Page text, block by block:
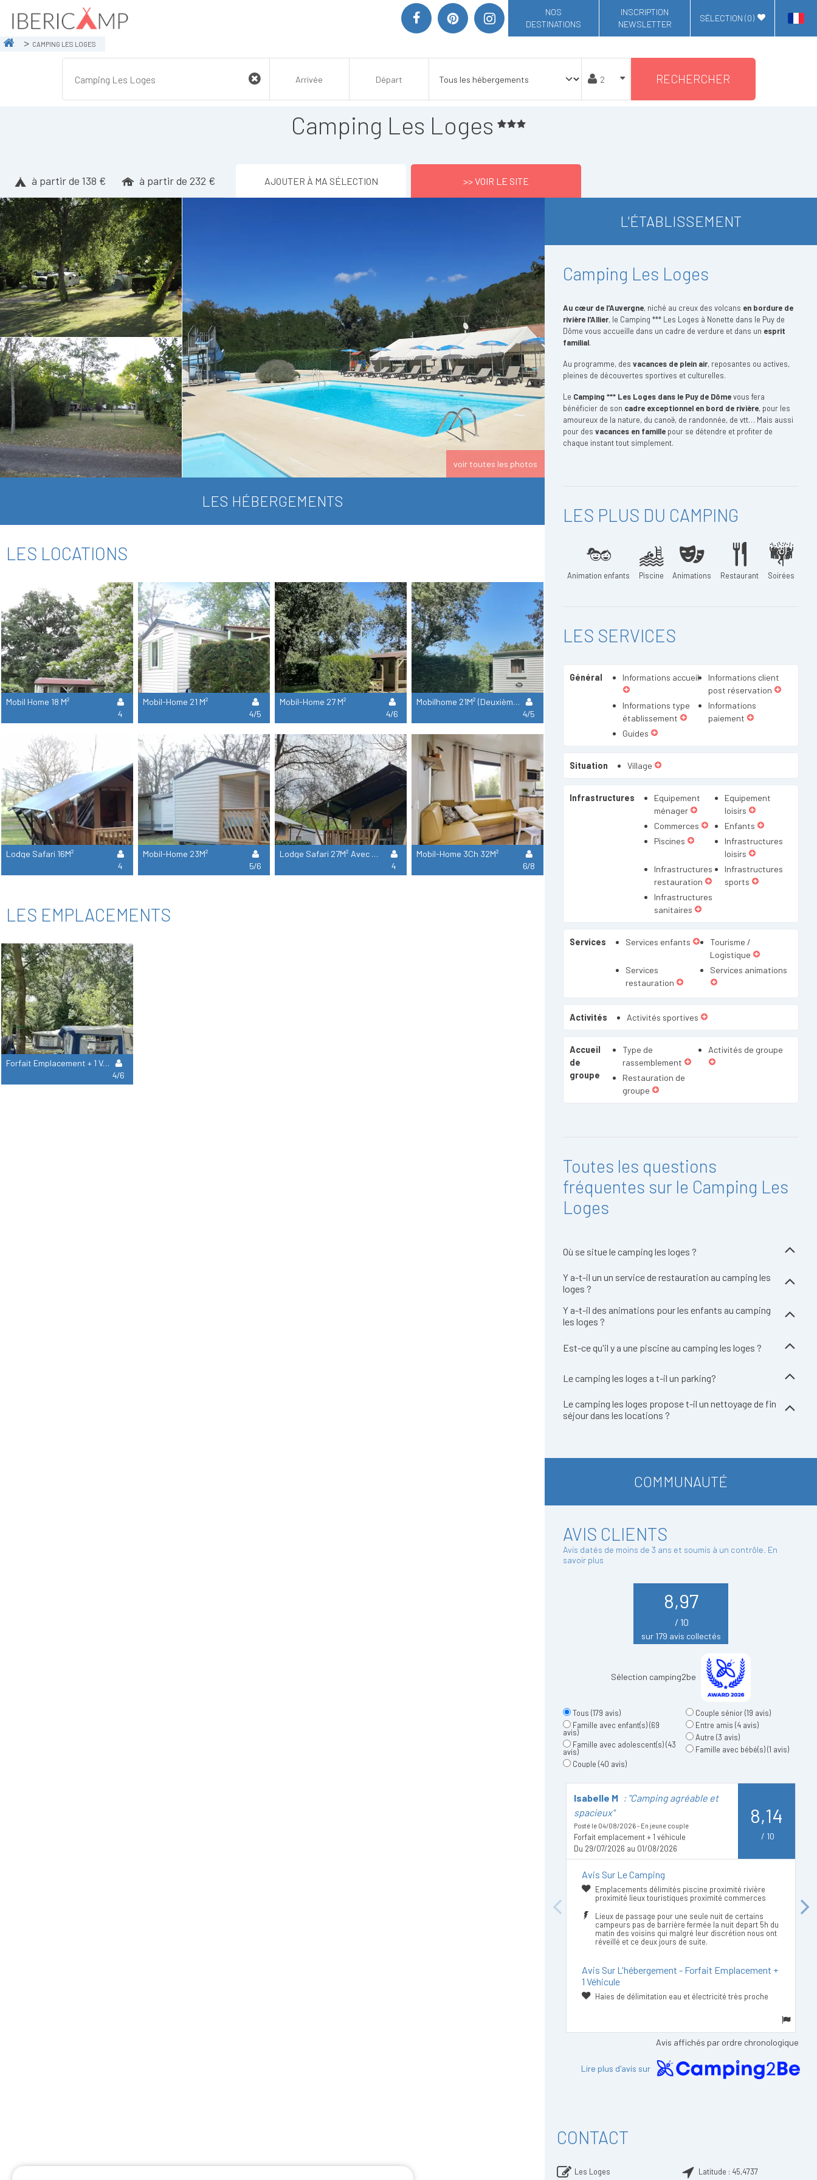
NOS
DESTINATIONS
INSCRIPTION
NEWSLETTER
SÉLECTION (0)
CAMPING LES LOGES
RECHERCHER
Camping Les Loges
à partir de 138 € à partir de 232 € AJOUTER À MA SÉLECTION >> VOIR LE SITE
voir toutes les photos
LES HÉBERGEMENTS
LES LOCATIONS
Mobil Home 18 M²
4
Mobil-Home 21 M²
4/5
Mobil-Home 27 M²
4/6
Mobilhome 21M² (Deuxième Catégorie)
4/5
Lodge Safari 16M²
4
Mobil-Home 23M²
5/6
Lodge Safari 27M² Avec Sanitaire
4
Mobil-Home 3Ch 32M²
6/8
LES EMPLACEMENTS
Forfait Emplacement + 1 Véhicule
4/6
L'ÉTABLISSEMENT
Camping Les Loges
Au cœur de l'Auvergne, niché au creux des volcans en bordure de
rivière l'Allier, le Camping *** Les Loges à Nonette dans le Puy de
Dôme vous accueille dans un cadre de verdure et dans un esprit
familial.
Au programme, des vacances de plein air, reposantes ou actives,
pleines de découvertes sportives et culturelles.
Le Camping *** Les Loges dans le Puy de Dômevous fera
bénéficier de son cadre exceptionnel en bord de rivière, pour les
amoureux de la nature, du canoë, de randonnée, de vtt… Mais aussi
pour des vacances en famille pour se détendre et profiter de
chaque instant tout simplement.
LES PLUS DU CAMPING
Animation enfants Piscine Animations Restaurant Soirées
LES SERVICES
Général Informations accueil
Informations client
post réservation
Informations type
établissement
Informations
paiement
Guides
Situation Village
Infrastructures
Equipement
ménager
Equipement
loisirs
Commerces
Enfants
Piscines
Infrastructures
loisirs
Infrastructures
restauration
Infrastructures
sports
Infrastructures
sanitaires
Services Services enfants
Tourisme /
Logistique
Services
restauration
Services animations
Activités Activités sportives
Accueil
de
groupe
Type de
rassemblement
Activités de groupe
Restauration de
groupe
Toutes les questions
fréquentes sur le Camping Les
Loges
Où se situe le camping les loges ?
Y a-t-il un un service de restauration au camping les
loges ?
Y a-t-il des animations pour les enfants au camping
les loges ?
Est-ce qu'il y a une piscine au camping les loges ?
Le camping les loges a t-il un parking?
Le camping les loges propose t-il un nettoyage de fin
séjour dans les locations ?
COMMUNAUTÉ
AVIS CLIENTS
Avis datés de moins de 3 ans et soumis à un contrôle. En
savoir plus
8,97
/ 10
sur 179 avis collectés
Sélection camping2be
Tous (179 avis)
Famille avec enfant(s)(69
avis)
Famille avec adolescent(s)(43
avis)
Couple (40 avis)
Couple sénior(19 avis)
Entre amis (4 avis)
Autre (3 avis)
Famille avec bébé(s)(1 avis)
Previous
Isabelle M : "Camping agréable et
spacieux"
Posté le 04/08/2026 - En jeune couple
Forfait emplacement + 1 véhicule
Du 29/07/2026 au 01/08/2026
8,14
/ 10
Avis Sur Le Camping
Emplacements délimités piscine proximité rivière
proximité lieux touristiques proximité commerces
Lieux de passage pour une seule nuit de certains
campeurs pas de barrière fermée la nuit depart 5h du
matin des voisins qui malgré leur discrétion nous ont
réveillé et ce deux jours de suite.
Avis Sur L'hébergement - Forfait Emplacement +
1 Véhicule
Haies de délimitation eau et électricité très proche
Next
Avis affichés par ordre chronologique
Lire plus d'avis sur
CONTACT
Les Loges
Latitude : 45,4737